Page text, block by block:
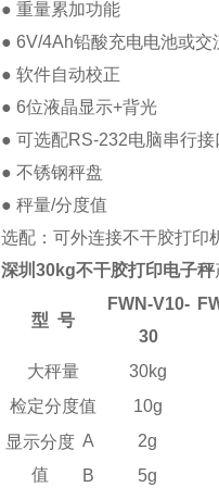
● 重量累加功能
● 6V/4Ah铅酸充电电池或交
● 软件自动校正
● 6位液晶显示+背光
● 可选配RS-232电脑串行接
● 不锈钢秤盘
● 秤量/分度值
选配：可外连接不干胶打印
深圳30kg不干胶打印电子秤
型 号
FWN-V10-
30
大秤量
30kg
检定分度值
10g
显示分度
值
A 2g
B
5g